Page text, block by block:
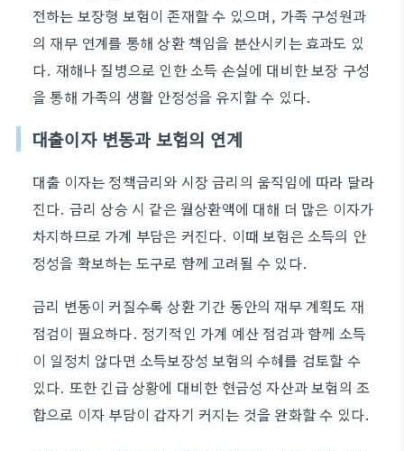
전하는 보장형 보험이 존재할 수 있으며, 가족 구성원과
의 재무 연계를 통해 상환 책임을 분산시키는 효과도 있
다. 재해나 질병으로 인한 소득 손실에 대비한 보장 구성
을 통해 가족의 생활 안정성을 유지할 수 있다.
대출이자 변동과 보험의 연계
대출 이자는 정책금리와 시장 금리의 움직임에 따라 달라
진다. 금리 상승 시 같은 월상환액에 대해 더 많은 이자가
차지하므로 가계 부담은 커진다. 이때 보험은 소득의 안
정성을 확보하는 도구로 함께 고려될 수 있다.
금리 변동이 커질수록 상환 기간 동안의 재무 계획도 재
점검이 필요하다. 정기적인 가계 예산 점검과 함께 소득
이 일정치 않다면 소득보장성 보험의 수혜를 검토할 수
있다. 또한 긴급 상황에 대비한 현금성 자산과 보험의 조
합으로 이자 부담이 갑자기 커지는 것을 완화할 수 있다.